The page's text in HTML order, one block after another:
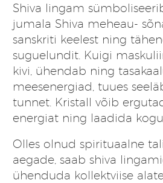
Shiva lingam
jumala Shiva meheau-
sanskriti keelest ning
suguelundit. Kuigi
kivi, ühendab ning
meesenergiad, tuues
tunnet. Kristall võib
energiat ning laadida kogu
Olles olnud spirituaalne
aegade, saab shiva
ühenduda kollektviise